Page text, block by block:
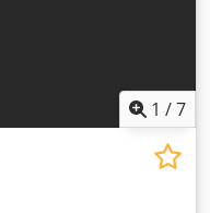
1 /7